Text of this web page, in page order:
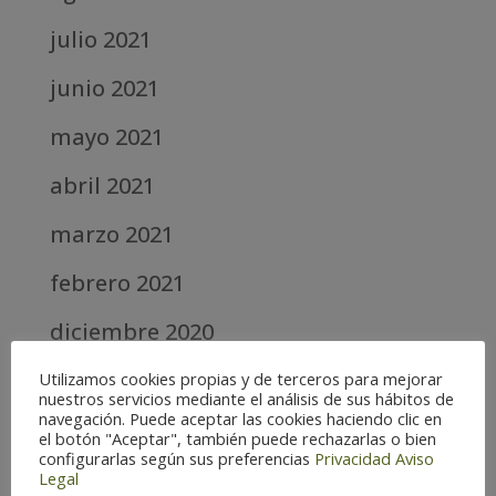
julio 2021
junio 2021
mayo 2021
abril 2021
marzo 2021
febrero 2021
diciembre 2020
abril 2020
marzo 2020
febrero 2019
Utilizamos cookies propias y de terceros para mejorar
nuestros servicios mediante el análisis de sus hábitos de
navegación. Puede aceptar las cookies haciendo clic en
el botón "Aceptar", también puede rechazarlas o bien
configurarlas según sus preferencias Privacidad Aviso
Legal